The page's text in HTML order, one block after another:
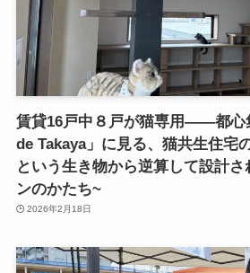
賃貸16戸中８戸が猫専用――都心
de Takaya」に見る、猫共生住宅
という生き物から逆算して設計さ
ンのかたち~
2026年2月18日